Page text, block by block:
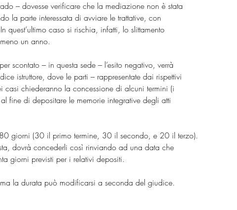
– dovesse verificare che la mediazione non è stata
la parte interessata di avviare le trattative, con
quest’ultimo caso si rischia, infatti, lo slittamento
un anno.
scontato – in questa sede – l’esito negativo, verrà
istruttore, dove le parti – rappresentate dai rispettivi
chiederanno la concessione di alcuni termini (i
fine di depositare le memorie integrative degli atti
giorni (30 il primo termine, 30 il secondo, e 20 il terzo).
dovrà concederli così rinviando ad una data che
giorni previsti per i relativi depositi.
la durata può modificarsi a seconda del giudice.